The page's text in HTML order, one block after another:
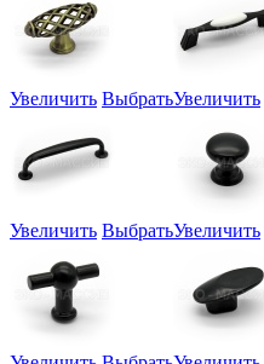
Увеличить ВыбратьУвеличить
Увеличить ВыбратьУвеличить